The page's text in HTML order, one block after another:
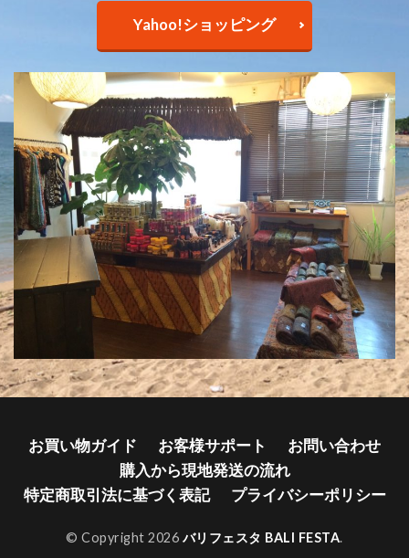
Yahoo!ショッピング
お買い物ガイド お客様サポート
お問い合わせ
購入から現地発送の流れ
特定商取引法に基づく表記
プライバシーポリシー
© Copyright 2026 バリフェスタ BALI FESTA.